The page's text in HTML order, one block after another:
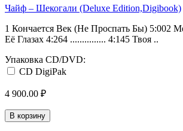
Чайф ‎– Шекогали (Deluxe Edition,Digibook)
1 Кончается Век (Не Проспать Бы) 5:002
Её Глазах 4:264 ............... 4:145 Твоя ..
Упаковка CD/DVD:
CD DigiPak
4 900.00 ₽
В корзину